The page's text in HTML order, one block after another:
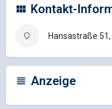
Kontakt-
Hansastraße
Anzeige